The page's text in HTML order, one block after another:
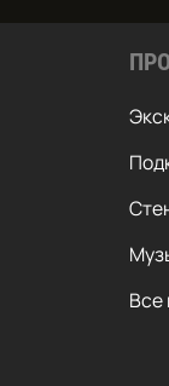
Все